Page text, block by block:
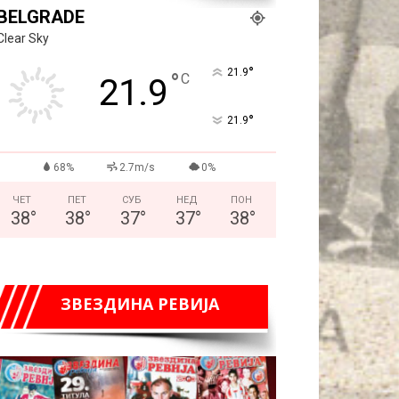
Sky
21.9 °C 21.9°
21.9°
68% 2.7m/s 0%
ЧЕТ
38°
ПЕТ
38°
СУБ
37°
НЕД
37°
ПОН
38°
ЗВЕЗДИНА РЕВИЈА